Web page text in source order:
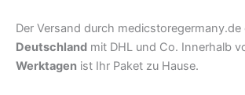
Der Versand durch
Deutschland mit DHL und Co. Innerhalb
Werktagen ist Ihr Paket zu Hause.